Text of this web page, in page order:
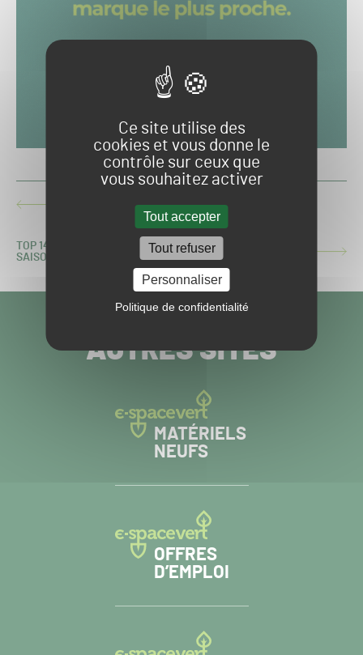
Ce site utilise des
cookies et vous donne le
contrôle sur ceux que
vous souhaitez activer
Tout accepter
Tout refuser
Personnaliser
Politique de confidentialité
ARTICLE
ARTICLE
TOP 14/PRO D2 : LE CLASSEMENT DES PELOUSES DE LA
SAISON
VISITEZ NOS
AUTRES SITES
MATÉRIELS
NEUFS
OFFRES
D’EMPLOI